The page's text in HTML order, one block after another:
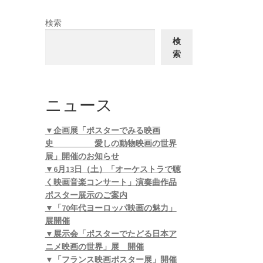
検索
検
索
ニュース
▼企画展「ポスターでみる映画
史 愛しの動物映画の世界
展」開催のお知らせ
▼6月13日（土）「オーケストラで聴
く映画音楽コンサート」演奏曲作品
ポスター展示のご案内
▼「70年代ヨーロッパ映画の魅力」
展開催
▼展示会「ポスターでたどる日本ア
ニメ映画の世界」展 開催
▼「フランス映画ポスター展」開催